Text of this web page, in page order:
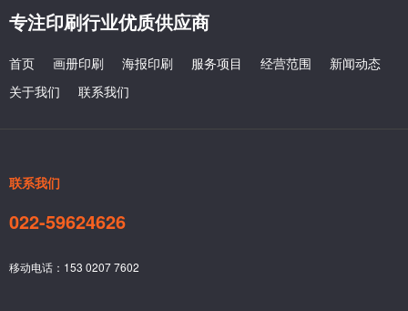
专注印刷行业优质供应商
首页 画册印刷 海报印刷 服务项目 经营范围
新闻动态
关于我们
联系我们
联系我们
022-59624626
移动电话：153 0207 7602